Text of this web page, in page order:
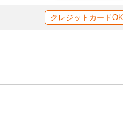
クレジットカードOK